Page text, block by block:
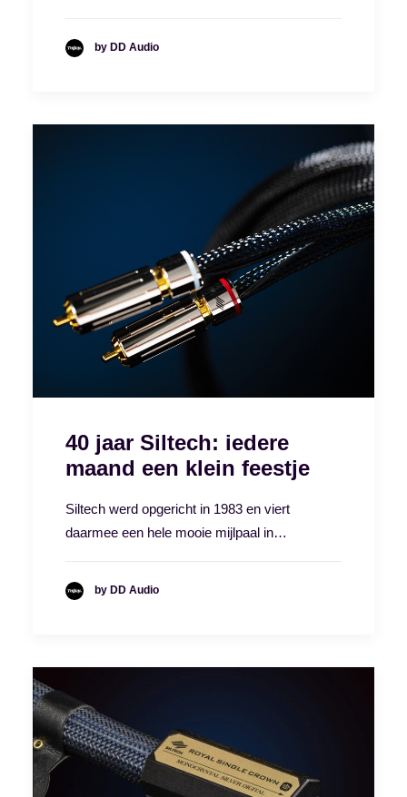
by DD Audio
40 jaar Siltech: iedere
maand een klein feestje
Siltech werd opgericht in 1983 en viert
daarmee een hele mooie mijlpaal in…
by DD Audio